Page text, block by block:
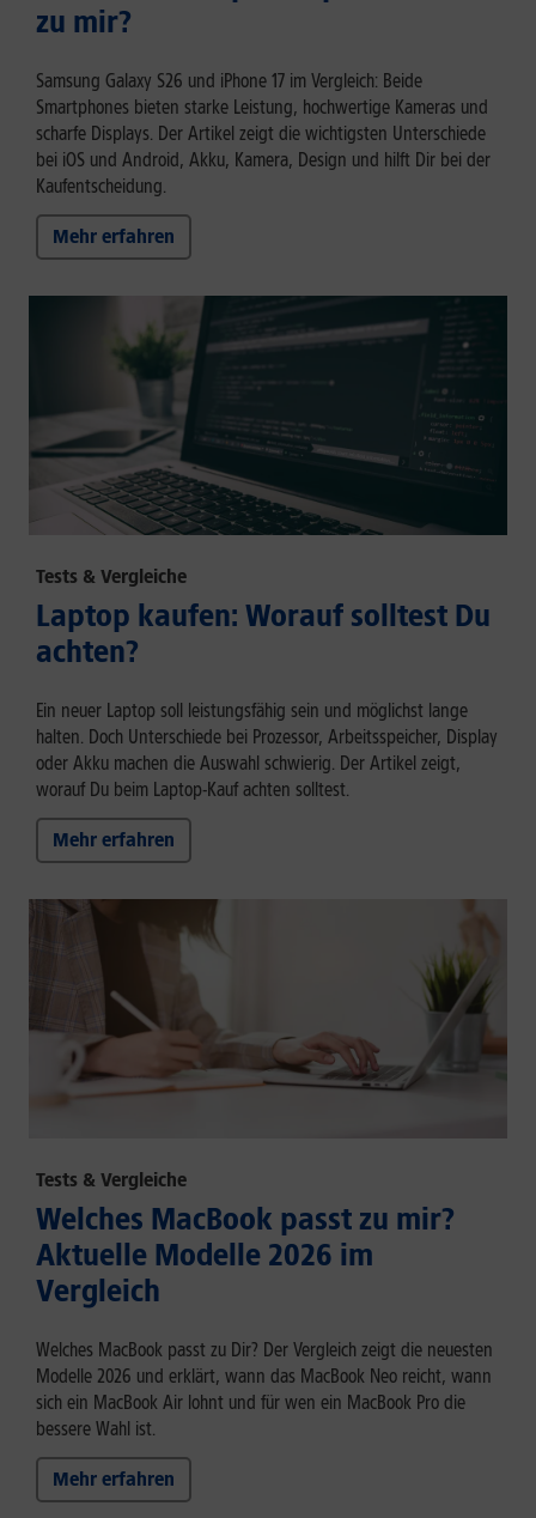
zu mir?
Samsung Galaxy S26 und iPhone 17 im Vergleich: Beide
Smartphones bieten starke Leistung, hochwertige Kameras und
scharfe Displays. Der Artikel zeigt die wichtigsten Unterschiede
bei iOS und Android, Akku, Kamera, Design und hilft Dir bei der
Kaufentscheidung.
Mehr erfahren
Tests & Vergleiche
Laptop kaufen: Worauf solltest Du
achten?
Ein neuer Laptop soll leistungsfähig sein und möglichst lange
halten. Doch Unterschiede bei Prozessor, Arbeitsspeicher, Display
oder Akku machen die Auswahl schwierig. Der Artikel zeigt,
worauf Du beim Laptop-Kauf achten solltest.
Mehr erfahren
Tests & Vergleiche
Welches MacBook passt zu mir?
Aktuelle Modelle 2026 im
Vergleich
Welches MacBook passt zu Dir? Der Vergleich zeigt die neuesten
Modelle 2026 und erklärt, wann das MacBook Neo reicht, wann
sich ein MacBook Air lohnt und für wen ein MacBook Pro die
bessere Wahl ist.
Mehr erfahren